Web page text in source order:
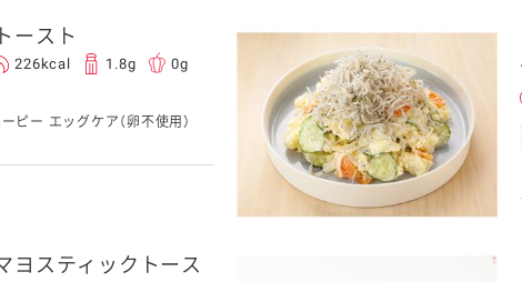
ースト
226kcal 1.8g 0g
ピー エッグケア（卵不使用）
ヨスティックトース